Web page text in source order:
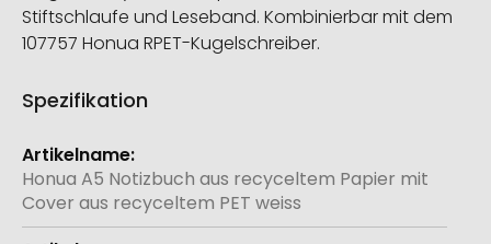
Stiftschlaufe und Leseband. Kombinierbar mit dem
107757 Honua RPET-Kugelschreiber.
Spezifikation
Weitere
Informationen
Honua A5 Notizbuch aus recyceltem Papier mit
Cover aus recyceltem PET weiss